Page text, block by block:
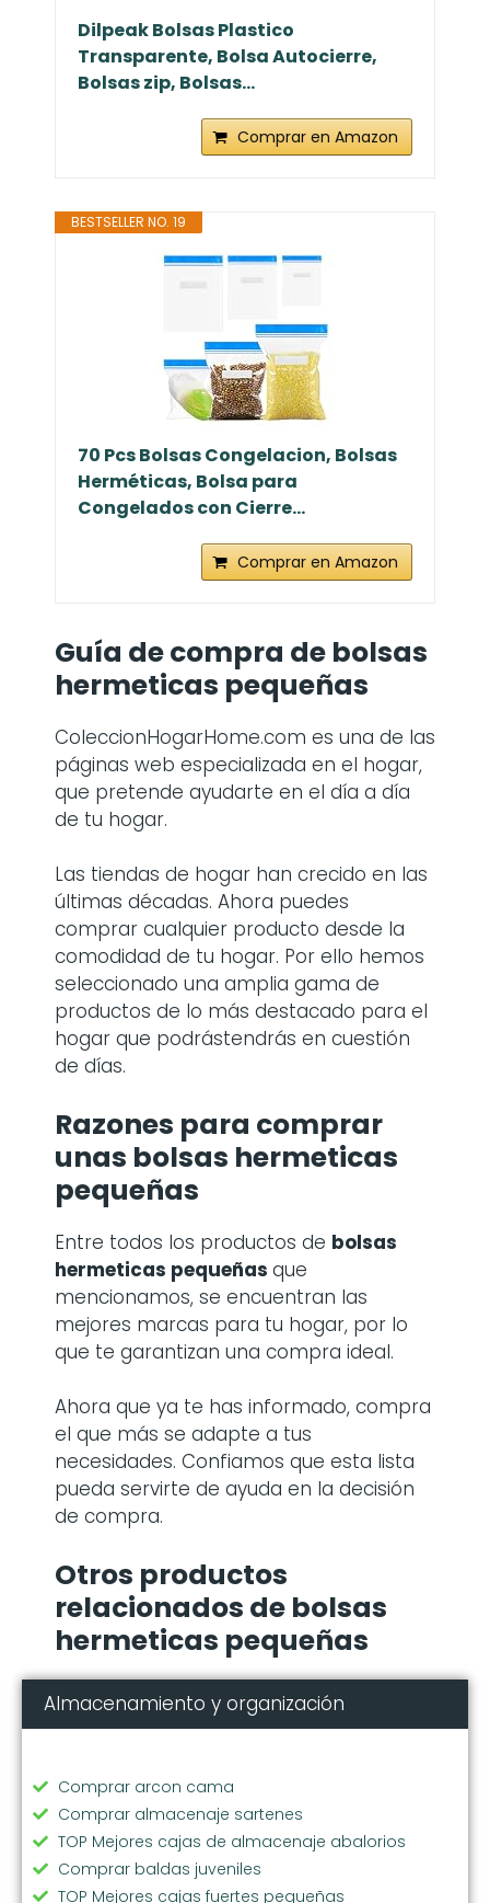
Dilpeak Bolsas Plastico
Transparente, Bolsa Autocierre,
Bolsas zip, Bolsas...
Comprar en Amazon
BESTSELLER NO. 19
70 Pcs Bolsas Congelacion, Bolsas
Herméticas, Bolsa para
Congelados con Cierre...
Comprar en Amazon
Guía de compra de bolsas
hermeticas pequeñas
ColeccionHogarHome.com es una de las
páginas web especializada en el hogar,
que pretende ayudarte en el día a día
de tu hogar.
Las tiendas de hogar han crecido en las
últimas décadas. Ahora puedes
comprar cualquier producto desde la
comodidad de tu hogar. Por ello hemos
seleccionado una amplia gama de
productos de lo más destacado para el
hogar que podrástendrás en cuestión
de días.
Razones para comprar
unas bolsas hermeticas
pequeñas
Entre todos los productos de bolsas
hermeticas pequeñas que
mencionamos, se encuentran las
mejores marcas para tu hogar, por lo
que te garantizan una compra ideal.
Ahora que ya te has informado, compra
el que más se adapte a tus
necesidades. Confiamos que esta lista
pueda servirte de ayuda en la decisión
de compra.
Otros productos
relacionados de bolsas
hermeticas pequeñas
Almacenamiento y organización
Comprar arcon cama
Comprar almacenaje sartenes
TOP Mejores cajas de almacenaje abalorios
Comprar baldas juveniles
TOP Mejores cajas fuertes pequeñas